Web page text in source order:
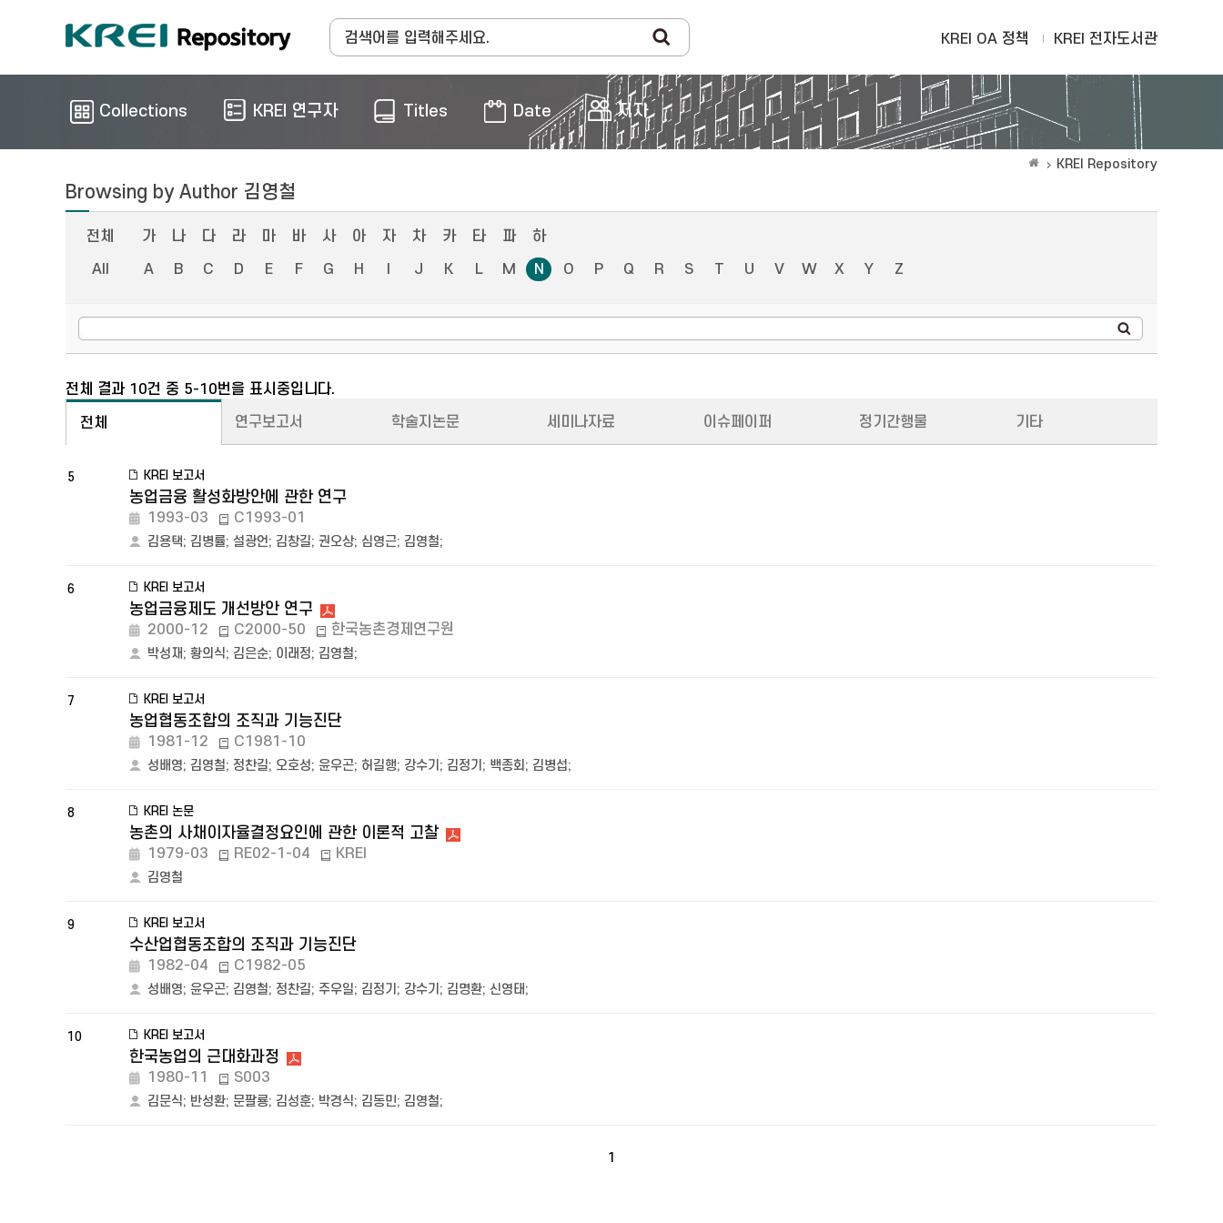
KREI OA 정책 KREI 전자도서관
Collections KREI 연구자 Titles Date 저자
KREI Repository
Browsing by Author 김영철
전체 가 나 다 라 마 바 사 아 자 차 카 타 파
하
All
A B C D E F G H J K L M N O P Q R S T U V W X Y Z
전체 결과 10건 중 5-10번을 표시중입니다.
전체 연구보고서 학술지논문 세미나자료 이슈페이퍼 정기간행물 기타
5 KREI 보고서
농업금융 활성화방안에 관한 연구
1993-03 C1993-01
김용택; 김병률; 설광언; 김창길; 권오상; 심영근; 김영철;
6 KREI 보고서
농업금융제도 개선방안 연구
2000-12 C2000-50 한국농촌경제연구원
박성재; 황의식; 김은순; 이래정; 김영철;
7 KREI 보고서
농업협동조합의 조직과 기능진단
1981-12 C1981-10
성배영; 김영철; 정찬길; 오호성; 윤우곤; 허길행; 강수기 ; 김정기 ; 백종회 ; 김병섭;
8 KREI 논문
농촌의 사채이자율결정요인에 관한 이론적 고찰
1979-03 RE02-1-04 KREI
김영철
9 KREI 보고서
수산업협동조합의 조직과 기능진단
1982-04 C1982-05
성배영; 윤우곤; 김영철; 정찬길; 주우일; 김정기 ; 강수기 ; 김명환; 신영태;
10 KREI 보고서
한국농업의 근대화과정
1980-11 S003
김문식; 반성환; 문팔룡; 김성훈; 박경식; 김동민; 김영철;
1